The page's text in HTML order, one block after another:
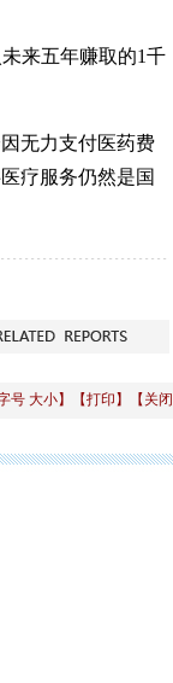
来五年赚取的1千
无力支付医药费
疗服务仍然是国
号 大小】 【打印 】 【 关闭